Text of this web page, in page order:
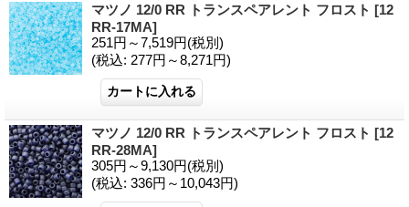
マツノ 12/0 RR トランスペアレント フロスト [12
RR-17MA]
251円～7,519円(税別)
(税込: 277円～8,271円)
マツノ 12/0 RR トランスペアレント フロスト [12
RR-28MA]
305円～9,130円(税別)
(税込: 336円～10,043円)